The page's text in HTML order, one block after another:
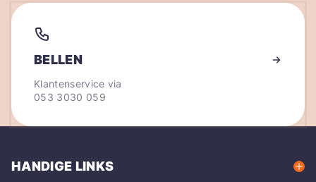
BELLEN
Klantenservice via
053 3030 059
HANDIGE LINKS